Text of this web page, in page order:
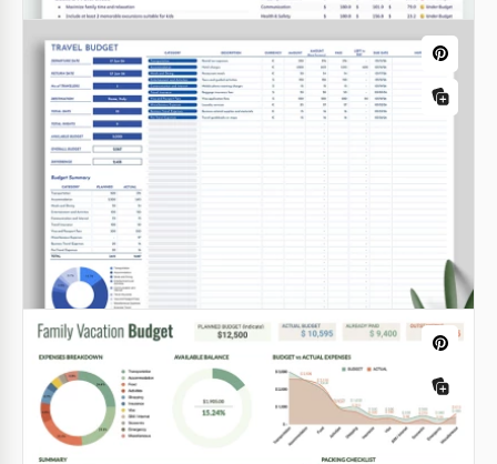
Modelo Simples de Orçamento de
Férias Clássico
Google Sheets
Orçamento de viagem profissional
Aproveite o nosso Modelo de Orçamento de Viagem
Profissional com campos ilimitados para suas notas
e categorias de despesas!
Google Sheets